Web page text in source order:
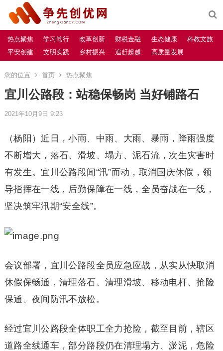
热点聚焦 学习笃行 改革创新 财税金融 生态健康
科教文旅
平安创建
文明实践 乡村振兴 追赶超越 高质量发展
您的位置 首页 热点聚焦
宜川公路段：站稳保畅岗 当好铺路石
2021年10月9日 9:23
（杨阳）近日，小雨、中雨、大雨、暴雨，降雨强度
不断增大，落石、滑坡、塌方、泥石流，次生灾害时
有发生。宜川公路段闻“汛”而动，取消国庆休假，领
导指挥在一线，后勤保障在一线，全员奋战在一线，
坚决筑牢汛期“安全线”。
会议部署，宜川公路段全员应急应战，从实从快取消
休假保畅通，清理落石、清理滑坡、移动电杆、抢险
保通、夜间防汛不放松。
经过宜川公路段全体职工全力抢险，截至目前，辖区
道路全线通车，部分路段仍在清理塌方、淤泥，危险